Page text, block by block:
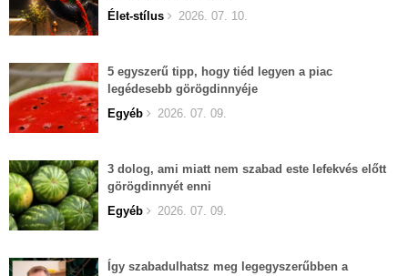
Élet-stílus
2026. 07. 10.
5 egyszerű tipp, hogy tiéd legyen a piac
legédesebb görögdinnyéje
Egyéb
2026. 07. 09.
3 dolog, ami miatt nem szabad este lefekvés előtt
görögdinnyét enni
Egyéb
2026. 07. 09.
Így szabadulhatsz meg legegyszerűbben a